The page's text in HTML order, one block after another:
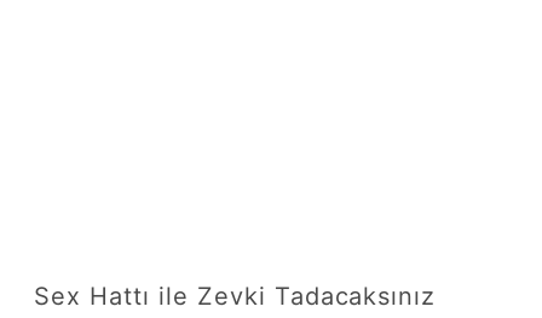
Sex Hattı ile Zevki Tadacaksınız